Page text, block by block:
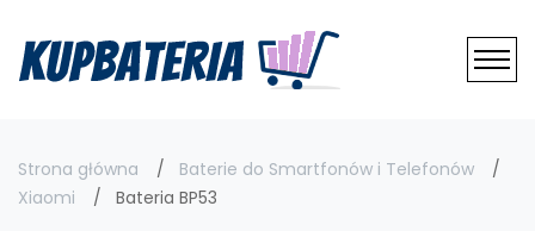
Strona główna
Baterie do Smartfonów i Telefonów
Xiaomi
Bateria BP53